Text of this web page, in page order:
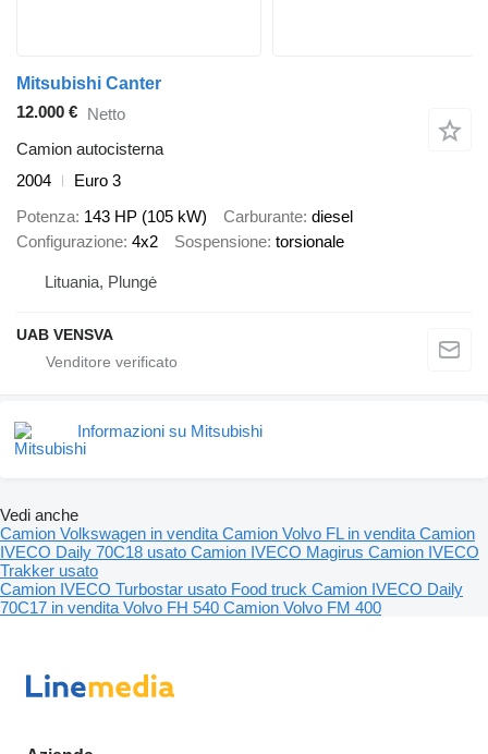
Mitsubishi Canter
12.000 € Netto
Camion autocisterna
2004
Euro 3
Potenza 143 HP (105 kW) Carburante diesel
Configurazione 4x2 Sospensione torsionale
Lituania, Plungė
UAB VENSVA
Informazioni su Mitsubishi
Vedi anche
Camion Volkswagen in vendita Camion Volvo FL in vendita Camion
IVECO Daily 70C18 usato Camion IVECO Magirus Camion IVECO
Trakker usato
Camion IVECO Turbostar usato Food truck Camion IVECO Daily
70C17 in vendita Volvo FH 540 Camion Volvo FM 400